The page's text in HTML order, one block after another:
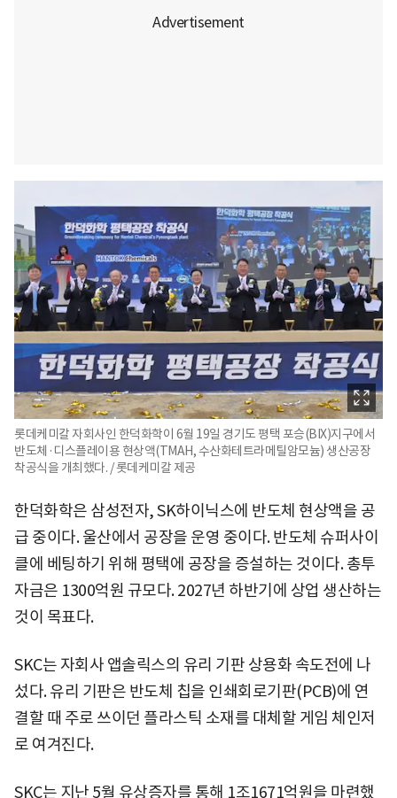
롯데케미칼 자회사인 한덕화학이 6월 19일 경기도 평택 포승(BIX)지구에서
반도체·디스플레이용 현상액(TMAH, 수산화테트라메틸암모늄) 생산공장
착공식을 개최했다. / 롯데케미칼 제공
한덕화학은 삼성전자, SK하이닉스에 반도체 현상액을 공
급 중이다. 울산에서 공장을 운영 중이다. 반도체 슈퍼사이
클에 베팅하기 위해 평택에 공장을 증설하는 것이다. 총투
자금은 1300억원 규모다. 2027년 하반기에 상업 생산하는
것이 목표다.
SKC는 자회사 앱솔릭스의 유리 기판 상용화 속도전에 나
섰다. 유리 기판은 반도체 칩을 인쇄회로기판(PCB)에 연
결할 때 주로 쓰이던 플라스틱 소재를 대체할 게임 체인저
로 여겨진다.
SKC는 지난 5월 유상증자를 통해 1조1671억원을 마련했